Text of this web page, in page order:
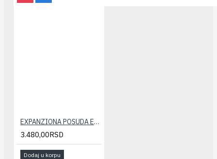
EXPANZIONA POSUDA ELBI 12 LIT.
3.480,00RSD
Dodaj u korpu